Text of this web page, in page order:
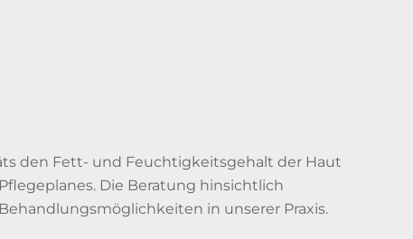
den Fett- und Feuchtigkeitsgehalt der Haut
Die Beratung hinsichtlich
in unserer Praxis.